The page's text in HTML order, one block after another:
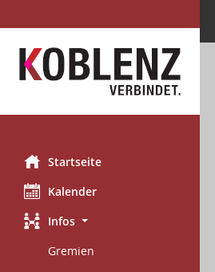
Startseite
Kalender
Infos
Gremien